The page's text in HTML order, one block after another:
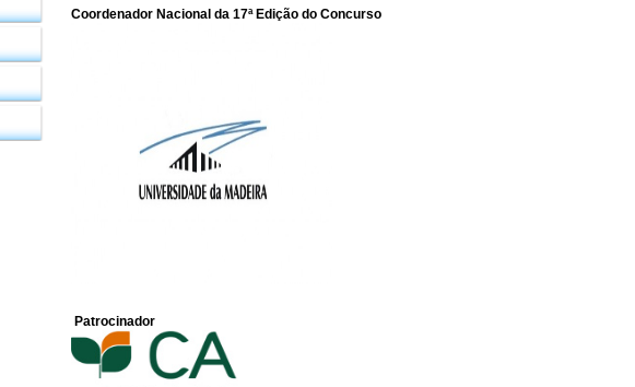
Coordenador Nacional da 17ª Edição do Concurso
Patrocinador